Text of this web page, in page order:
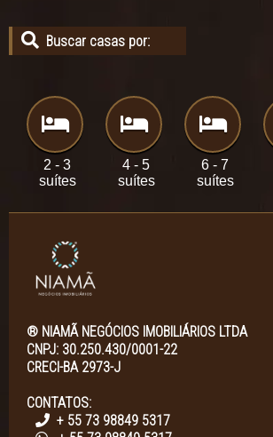
Buscar casas por:
2 - 3
suítes
4 - 5
suítes
6 - 7
suítes
® NIAMÃ NEGÓCIOS IMOBILIÁRIOS LTDA
CNPJ: 30.250.430/0001-22
CRECI-BA 2973-J
CONTATOS:
+ 55 73 98849 5317